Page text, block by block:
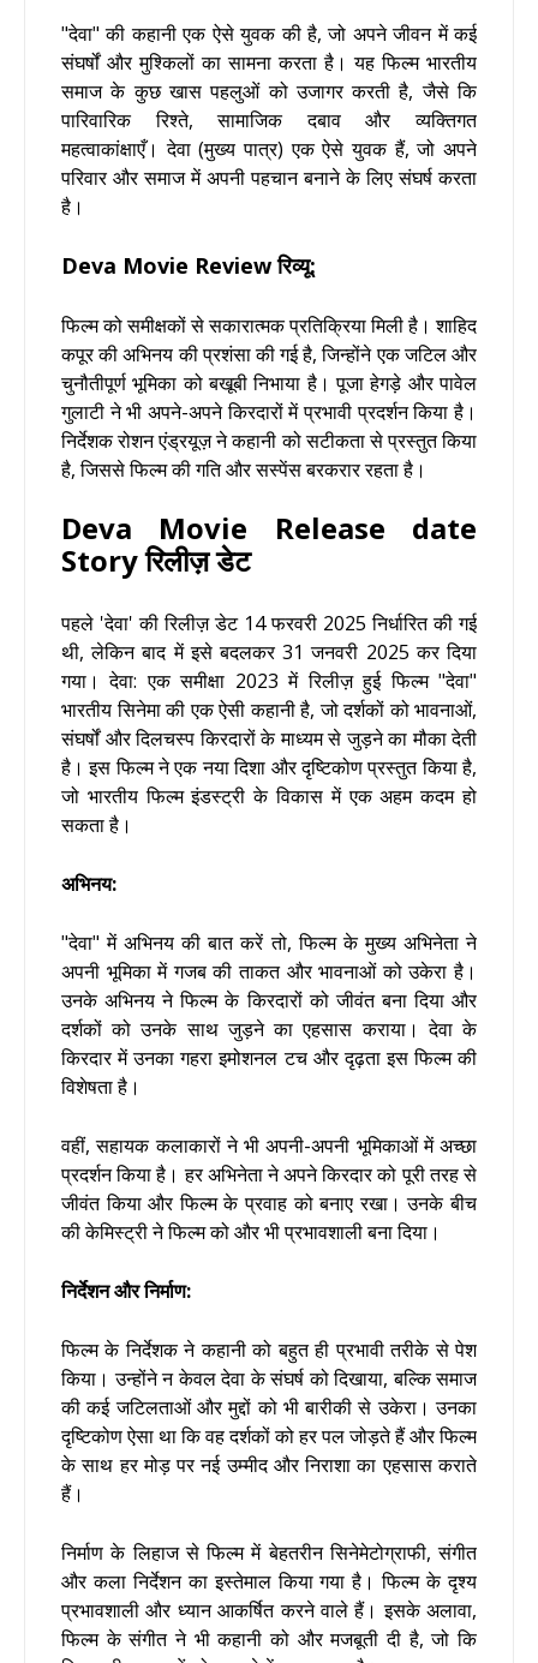
"देवा" की कहानी एक ऐसे युवक की है, जो अपने जीवन में कई
संघर्षों और मुश्किलों का सामना करता है। यह फिल्म भारतीय
समाज के कुछ खास पहलुओं को उजागर करती है, जैसे कि
पारिवारिक रिश्ते, सामाजिक दबाव और व्यक्तिगत
महत्वाकांक्षाएँ। देवा (मुख्य पात्र) एक ऐसे युवक हैं, जो अपने
परिवार और समाज में अपनी पहचान बनाने के लिए संघर्ष करता
है।
Deva Movie Review रिव्यू:
फिल्म को समीक्षकों से सकारात्मक प्रतिक्रिया मिली है। शाहिद
कपूर की अभिनय की प्रशंसा की गई है, जिन्होंने एक जटिल और
चुनौतीपूर्ण भूमिका को बखूबी निभाया है। पूजा हेगड़े और पावेल
गुलाटी ने भी अपने-अपने किरदारों में प्रभावी प्रदर्शन किया है।
निर्देशक रोशन एंड्रयूज़ ने कहानी को सटीकता से प्रस्तुत किया
है, जिससे फिल्म की गति और सस्पेंस बरकरार रहता है।
Deva Movie Release date
Story रिलीज़ डेट
पहले 'देवा' की रिलीज़ डेट 14 फरवरी 2025 निर्धारित की गई
थी, लेकिन बाद में इसे बदलकर 31 जनवरी 2025 कर दिया
गया। देवा: एक समीक्षा 2023 में रिलीज़ हुई फिल्म "देवा"
भारतीय सिनेमा की एक ऐसी कहानी है, जो दर्शकों को भावनाओं,
संघर्षों और दिलचस्प किरदारों के माध्यम से जुड़ने का मौका देती
है। इस फिल्म ने एक नया दिशा और दृष्टिकोण प्रस्तुत किया है,
जो भारतीय फिल्म इंडस्ट्री के विकास में एक अहम कदम हो
सकता है।
अभिनय:
"देवा" में अभिनय की बात करें तो, फिल्म के मुख्य अभिनेता ने
अपनी भूमिका में गजब की ताकत और भावनाओं को उकेरा है।
उनके अभिनय ने फिल्म के किरदारों को जीवंत बना दिया और
दर्शकों को उनके साथ जुड़ने का एहसास कराया। देवा के
किरदार में उनका गहरा इमोशनल टच और दृढ़ता इस फिल्म की
विशेषता है।
वहीं, सहायक कलाकारों ने भी अपनी-अपनी भूमिकाओं में अच्छा
प्रदर्शन किया है। हर अभिनेता ने अपने किरदार को पूरी तरह से
जीवंत किया और फिल्म के प्रवाह को बनाए रखा। उनके बीच
की केमिस्ट्री ने फिल्म को और भी प्रभावशाली बना दिया।
निर्देशन और निर्माण:
फिल्म के निर्देशक ने कहानी को बहुत ही प्रभावी तरीके से पेश
किया। उन्होंने न केवल देवा के संघर्ष को दिखाया, बल्कि समाज
की कई जटिलताओं और मुद्दों को भी बारीकी से उकेरा। उनका
दृष्टिकोण ऐसा था कि वह दर्शकों को हर पल जोड़ते हैं और फिल्म
के साथ हर मोड़ पर नई उम्मीद और निराशा का एहसास कराते
हैं।
निर्माण के लिहाज से फिल्म में बेहतरीन सिनेमेटोग्राफी, संगीत
और कला निर्देशन का इस्तेमाल किया गया है। फिल्म के दृश्य
प्रभावशाली और ध्यान आकर्षित करने वाले हैं। इसके अलावा,
फिल्म के संगीत ने भी कहानी को और मजबूती दी है, जो कि